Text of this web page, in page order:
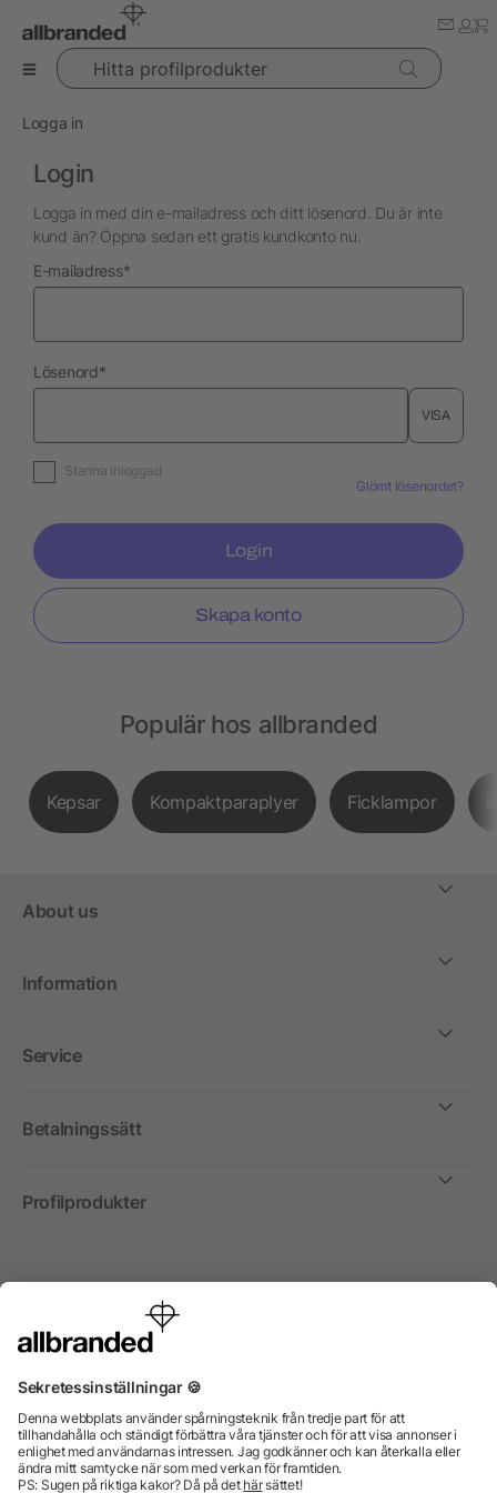
Hitta profilprodukter
Logga in
Login
Logga in med din e-mailadress och ditt lösenord. Du är inte
kund än? Öppna sedan ett gratis kundkonto nu.
E-mailadressnödvändig
*
Lösenordnödvändig
*
VISA
Stanna inloggad
Glömt lösenordet?
Login
Skapa konto
Populär hos allbranded
Kepsar Kompaktparaplyer Ficklampor
About us
Information
Service
Betalningssätt
Profilprodukter
Internationellt